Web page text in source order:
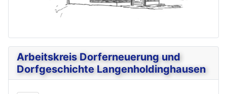
Arbeitskreis Dorferneuerung und
Dorfgeschichte Langenholdinghausen